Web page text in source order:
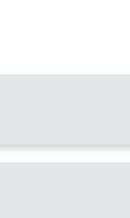
amb
biològica i